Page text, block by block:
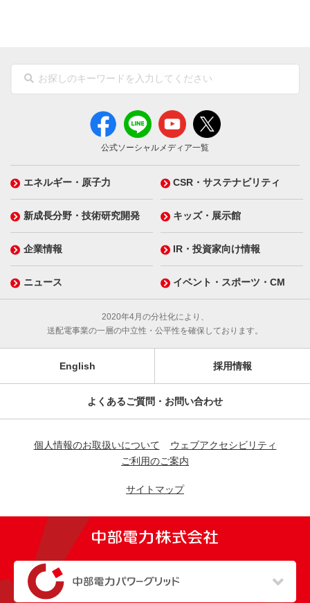
公式ソーシャルメディア一覧
エネルギー・原子力 CSR・サステナビリティ
新成長分野・技術研究開発 キッズ・展示館
企業情報 IR・投資家向け情報
ニュース イベント・スポーツ・CM
2020年4月の分社化により、
送配電事業の一層の中立性・公平性を確保しております。
English 採用情報
よくあるご質問・お問い合わせ
個人情報のお取扱いについて
ウェブアクセシビリティ
ご利用のご案内
サイトマップ
（新しいウィンドウを開きます）